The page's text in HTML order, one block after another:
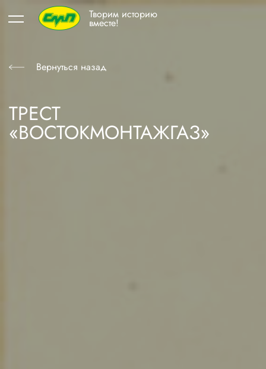
Творим историю
вместе!
Вернуться назад
ТРЕСТ
«ВОСТОКМОНТАЖГАЗ»